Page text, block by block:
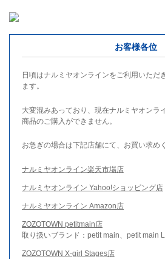
お客様各位
日頃はナルミヤオンラインをご利用いただ
ます。
大変混みあっており、現在ナルミヤオンラ
商品のご購入ができません。
お急ぎの場合は下記店舗にて、お買い求め
ナルミヤオンライン楽天市場店
ナルミヤオンライン Yahoo!ショッピング店
ナルミヤオンライン Amazon店
ZOZOTOWN petitmain店
取り扱いブランド：petit main、petit main
ZOZOTOWN X-girl Stages店